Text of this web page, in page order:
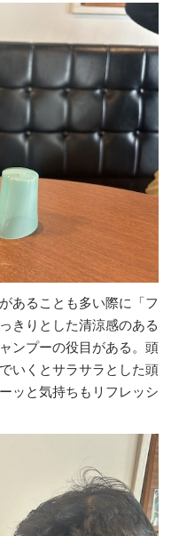
あることも多い際に「フ
きりとした清涼感のある
ンプーの役目がある。頭
いくとサラサラとした頭
ッと気持ちもリフレッシ